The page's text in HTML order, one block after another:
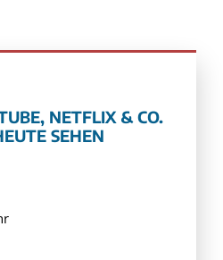
NETFLIX & CO.
SEHEN